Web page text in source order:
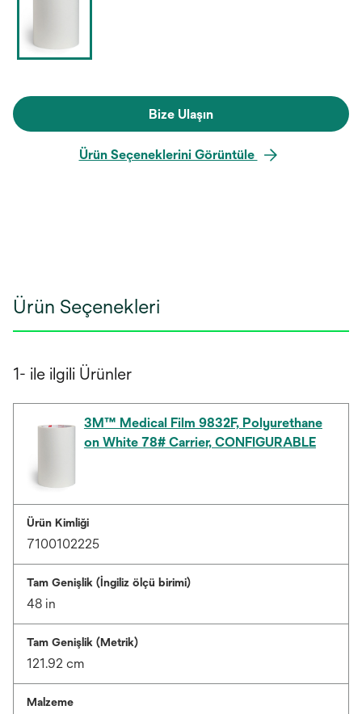
Bize Ulaşın
Ürün Seçeneklerini Görüntüle
Ürün Seçenekleri
1- ile ilgili Ürünler
3M™ Medical Film 9832F, Polyurethane
on White 78# Carrier, CONFIGURABLE
Ürün Kimliği
7100102225
Tam Genişlik (İngiliz ölçü birimi)
48 in
Tam Genişlik (Metrik)
121.92 cm
Malzeme